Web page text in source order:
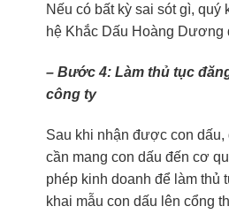
Nếu có bất kỳ sai sót gì, quý
hệ Khắc Dấu Hoàng Dương
– Bước 4: Làm thủ tục
công ty
Sau khi nhận được con dấu,
cần mang con dấu đến cơ
phép kinh doanh để làm thủ
khai mẫu con dấu lên cổng